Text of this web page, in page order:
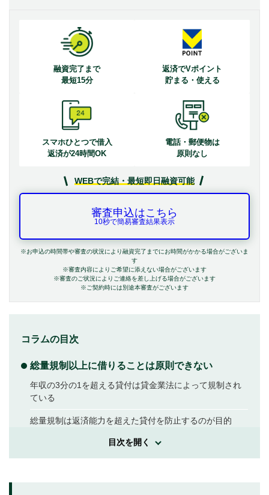
融資完了まで
最短15分
返済でVポイント
貯まる・使える
スマホひとつで借入
返済が24時間OK
電話・郵便物は
原則なし
WEBで完結・最短即日融資可能
審査申込はこちら
10秒で簡易審査結果表示
※お申込の時間帯や審査の状況により融資完了までにお時間がかかる場合がございま
す
※審査内容によりご希望に添えない場合がございます
※審査のご状況によりご連絡を差し上げる場合がございます
※ご契約時には別途本審査がございます
コラムの目次
総量規制以上に借りることは原則できない
年収の3分の1を超える貸付は貸金業法によって規制され
ている
総量規制は返済能力を超えた貸付を防止するのが目的
目次を開く